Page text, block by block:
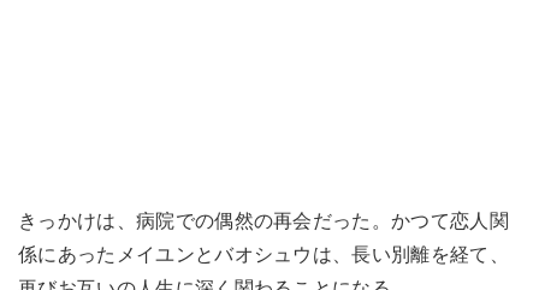
きっかけは、病院での偶然の再会だった。かつて恋人関
係にあったメイユンとバオシュウは、長い別離を経て、